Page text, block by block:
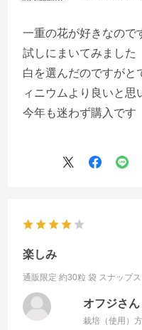
一重の花が好きなので
試しにまいてみました
白を選んだのですがと
ィニウムより良いと思
今年も迷わず購入です
楽しみ
通販限定 約30粒 袋 スナップ
オフジさん
栽培（使用）